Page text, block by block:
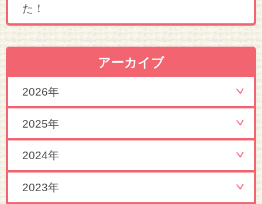
た！
アーカイブ
2026年
2025年
2024年
2023年